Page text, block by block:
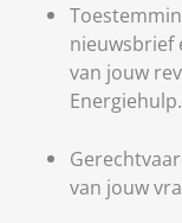
nieuwsbrief
van jouw
Energiehulp.
van jouw